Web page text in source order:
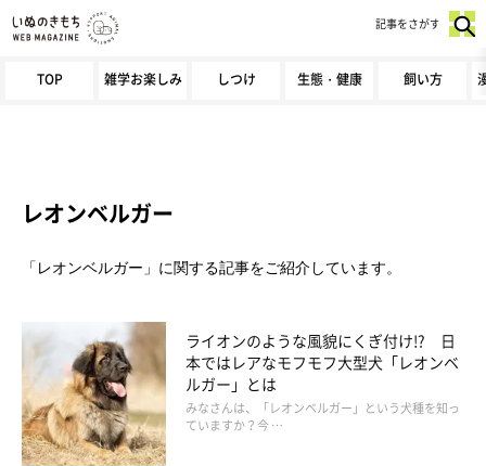
TOP 雑学お楽しみ しつけ 生態・健康 飼い方
記事をさがす
レオンベルガー
「レオンベルガー」に関する記事をご紹介しています。
ライオンのような風貌にくぎ付け!? 日
本ではレアなモフモフ大型犬「レオンベ
ルガー」とは
みなさんは、「レオンベルガー」という犬種を知っ
ていますか？今 …